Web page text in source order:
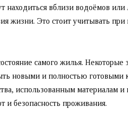
находиться вблизи водоёмов или
жизни. Это стоит учитывать
самого жилья. Некоторые
новыми и полностью готовыми
использованным материалам
и безопасность проживания.